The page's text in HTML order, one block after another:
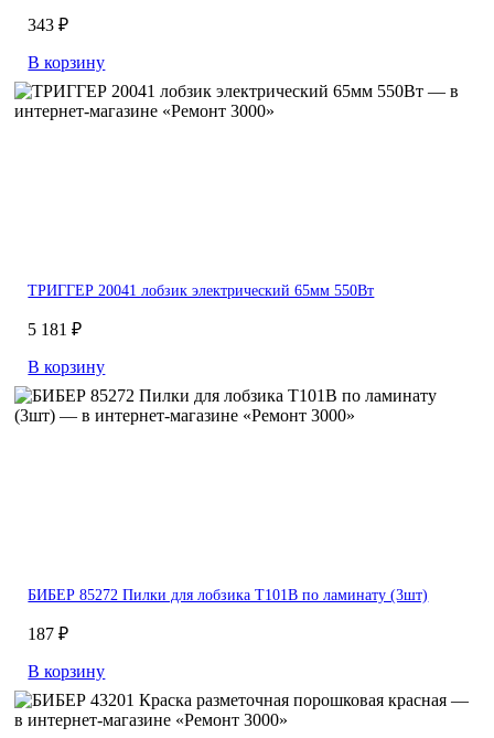
343 ₽
В корзину
ТРИГГЕР 20041 лобзик электрический 65мм 550Вт
5 181 ₽
В корзину
БИБЕР 85272 Пилки для лобзика T101B по ламинату (3шт)
187 ₽
В корзину